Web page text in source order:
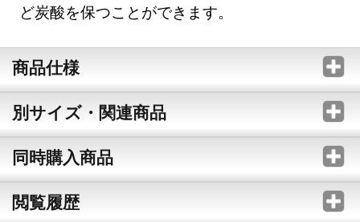
ど炭酸を保つことができます。
商品仕様
別サイズ・関連商品
同時購入商品
閲覧履歴